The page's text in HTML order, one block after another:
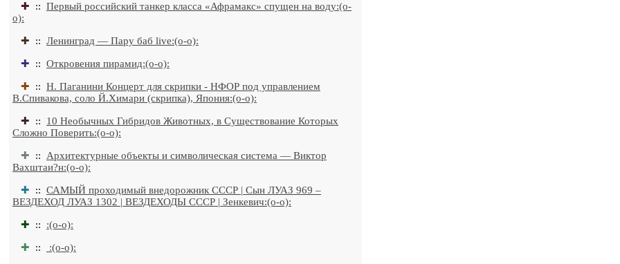
✚ :: Первый российский танкер класса «Афрамакс» спущен на воду:(o-
o):
✚ :: Ленинград — Пару баб live:(o-o):
✚ :: Откровения пирамид:(o-o):
✚ :: Н. Паганини Концерт для скрипки - НФОР под управлением
В.Спивакова, соло Й.Химари (скрипка), Япония:(o-o):
✚ :: 10 Необычных Гибридов Животных, в Существование Которых
Сложно Поверить:(o-o):
✚ :: Архитектурные объекты и символическая система — Виктор
Вахштаи?н:(o-o):
✚ :: САМЫЙ проходимый внедорожник СССР | Сын ЛУАЗ 969 –
ВЕЗДЕХОД ЛУАЗ 1302 | ВЕЗДЕХОДЫ СССР | Зенкевич:(o-o):
✚ :: :(o-o):
✚ :: :(o-o):